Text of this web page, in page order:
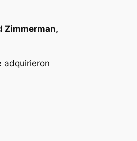
Zimmerman,
adquirieron